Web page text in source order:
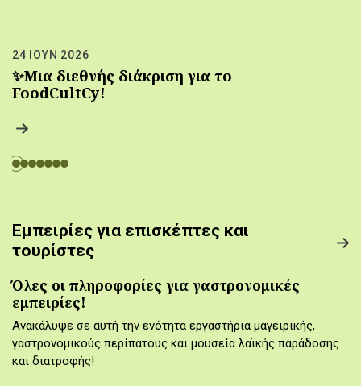
24 ΙΟΥΝ 2026
✨Μια διεθνής διάκριση για το
FoodCultCy!
Εμπειρίες για επισκέπτες και
τουρίστες
Όλες οι πληροφορίες για γαστρονομικές
εμπειρίες!
Ανακάλυψε σε αυτή την ενότητα εργαστήρια μαγειρικής,
γαστρονομικούς περίπατους και μουσεία λαϊκής παράδοσης
και διατροφής!